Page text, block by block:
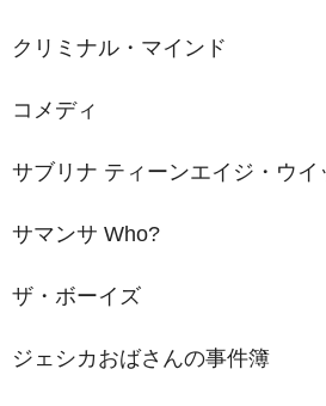
クリミナル・マインド
コメディ
サブリナ ティーンエイジ・ウイ
サマンサ Who?
ザ・ボーイズ
ジェシカおばさんの事件簿